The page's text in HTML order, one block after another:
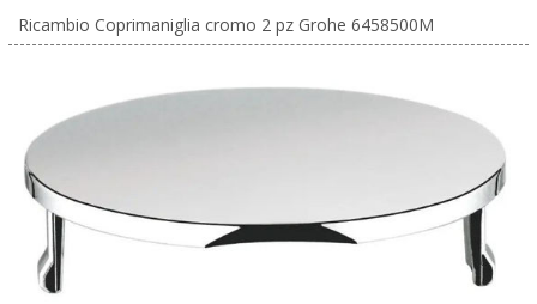
Ricambio Coprimaniglia cromo 2 pz Grohe 6458500M